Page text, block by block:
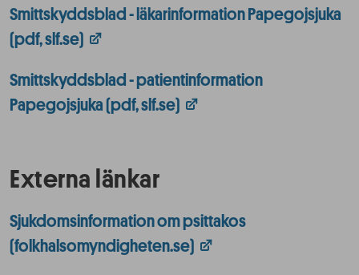
Smittskyddsblad - läkarinformation Papegojsjuka
(pdf, slf.se)
Smittskyddsblad - patientinformation
Papegojsjuka (pdf, slf.se)
Externa länkar
Sjukdomsinformation om psittakos
(folkhalsomyndigheten.se)